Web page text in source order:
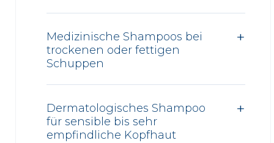
Medizinische Shampoos bei
trockenen oder fettigen
Schuppen
Dermatologisches Shampoo
für sensible bis sehr
empfindliche Kopfhaut